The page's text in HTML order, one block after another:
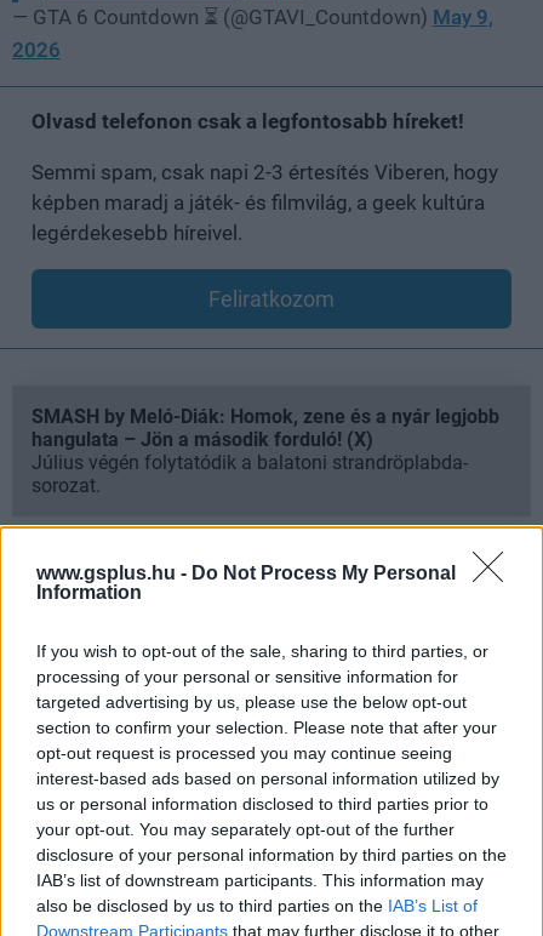
www.gsplus.hu - Do Not Process My Personal
Information
If you wish to opt-out of the sale, sharing to third parties, or
processing of your personal or sensitive information for
targeted advertising by us, please use the below opt-out
section to confirm your selection. Please note that after your
opt-out request is processed you may continue seeing
interest-based ads based on personal information utilized by
us or personal information disclosed to third parties prior to
your opt-out. You may separately opt-out of the further
disclosure of your personal information by third parties on the
IAB’s list of downstream participants. This information may
also be disclosed by us to third parties on the IAB’s List of
Downstream Participants that may further disclose it to other
— GTA 6 Countdown ⏳ (@GTAVI_Countdown) May 9,
2026
Olvasd telefonon csak a legfontosabb híreket!
Semmi spam, csak napi 2-3 értesítés Viberen, hogy
képben maradj a játék- és filmvilág, a geek kultúra
legérdekesebb híreivel.
Feliratkozom
SMASH by Meló-Diák: Homok, zene és a nyár legjobb
hangulata – Jön a második forduló! (X)
Július végén folytatódik a balatoni strandröplabda-
sorozat.
#akciójáték
#rockstar games
Platformok: PlayStation 5
Grand Theft Auto VI
AMI TETSZETT